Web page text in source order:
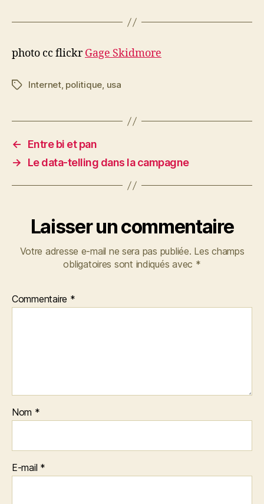
photo cc flickrGage Skidmore
Étiquettes
Internet, politique, usa
←
Entre bi et pan
→
Le data-telling dans la campagne
Laisser un commentaire
Votre adresse e-mail ne sera pas publiée. Les champs
obligatoires sont indiqués avec *
Commentaire *
Nom *
E-mail *